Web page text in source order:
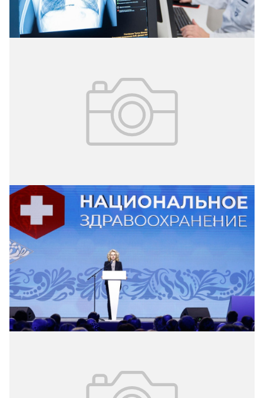
28.10.2024 № 41(340)
«Национальное здравоохранение –
2024»
На официальном сайте 3-го Национального конгресса с
международным участием «Национальное
здравоохранение» опубликована расширенная деловая
программа.